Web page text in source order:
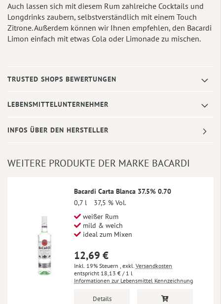
Auch lassen sich mit diesem Rum zahlreiche Cocktails und
Longdrinks zaubern, selbstverständlich mit einem Touch
Zitrone. Außerdem können wir Ihnen empfehlen, den Bacardi
Limon einfach mit etwas Cola oder Limonade zu mischen.
TRUSTED SHOPS BEWERTUNGEN
LEBENSMITTELUNTERNEHMER
INFOS ÜBER DEN HERSTELLER
WEITERE PRODUKTE DER MARKE BACARDI
Bacardi Carta Blanca 37.5% 0.70
0,7 l
37,5 % Vol.
weißer Rum
mild & weich
ideal zum Mixen
12,69 €
Inkl. 19% Steuern , exkl. Versandkosten
18,13 € / 1 l
Informationen zur Lebensmittel Kennzeichnung
Details